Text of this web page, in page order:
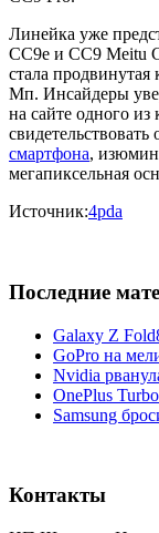
Линейка уже
CC9e и CC9 Meitu
стала
Мп. Инсайдеры
на сайте одного
свидетельствовать
смартфона,
мегапиксельная
Источник:4pda
Последние
Galaxy Z
GoPro на
Nvidia
OnePlus
Samsung
Контакты